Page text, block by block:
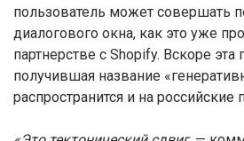
пользователь может совершать
диалогового окна, как это уже
партнерстве с Shopify. Вскоре эта
получившая название
распространится и на